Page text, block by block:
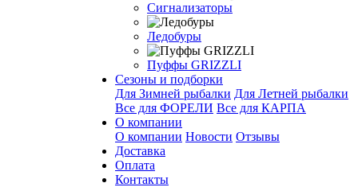
Сигнализаторы
Ледобуры
Пуффы GRIZZLI
Сезоны и подборки
Для Зимней рыбалки Для Летней рыбалки
Все для ФОРЕЛИ Все для КАРПА
О компании
О компании Новости Отзывы
Доставка
Оплата
Контакты